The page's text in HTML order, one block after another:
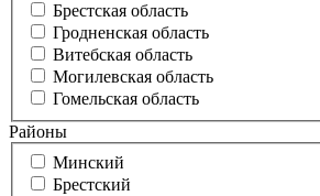
Брестская область
Гродненская область
Витебская область
Могилевская область
Гомельская область
Районы
Минский
Брестский